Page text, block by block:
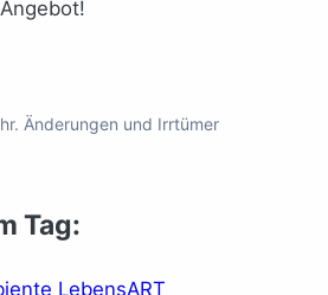
Änderungen und Irrtümer
Tag: